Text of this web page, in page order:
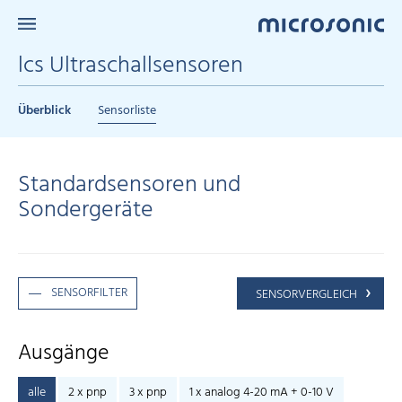
lcs Ultraschallsensoren
Überblick Sensorliste
Standardsensoren und
Sondergeräte
SENSORFILTER SENSORVERGLEICH
Ausgänge
alle 2 x pnp 3 x pnp 1 x analog 4-20 mA + 0-10 V